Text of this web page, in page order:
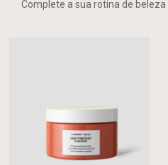
Complete a sua rotina de beleza